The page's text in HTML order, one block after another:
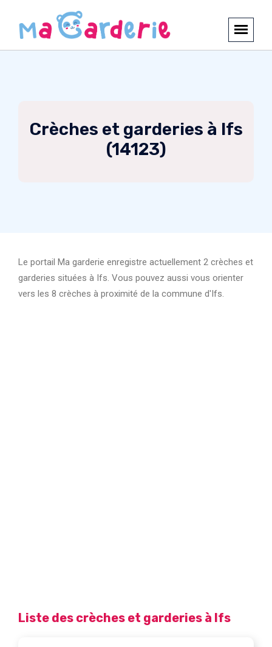
Crèches et garderies à Ifs
(14123)
Le portail Ma garderie enregistre actuellement 2 crèches et
garderies situées à Ifs. Vous pouvez aussi vous orienter
vers les 8 crèches à proximité de la commune d'Ifs.
Liste des crèches et garderies à Ifs